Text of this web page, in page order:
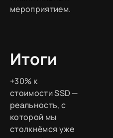
мероприятием.
Итоги
+30% к
стоимости SSD —
реальность, с
которой мы
столкнёмся уже